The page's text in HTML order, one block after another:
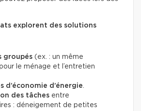
explorent des solutions
groupés (ex. : un même
le ménage et l’entretien
d’économie d’énergie.
des tâches entre
: déneigement de petites